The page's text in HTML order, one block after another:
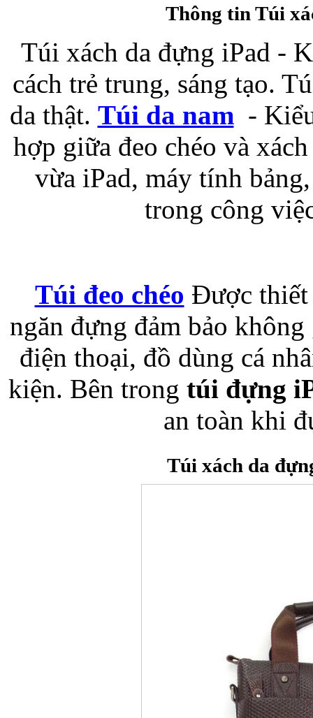
Ốp lưng Sony
Bao da samsung
Bao da Samsung
Ốp lưng iPhone
Túi đựng iPad
Thông tin Túi
Túi xách da đựng iPad -
cách trẻ trung, sáng tạo.
da thật. Túi da nam- Kiểu
hợp giữa đeo chéo và
vừa iPad, máy tính
trong công
Túi đeo chéo Được thiết
ngăn đựng đảm bảo
điện thoại, đồ dùng cá
kiện. Bên trong túi đựng
an toàn khi
Túi xách da